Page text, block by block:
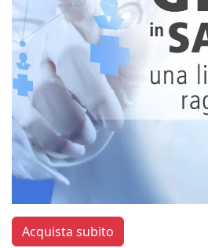
Acquista subito